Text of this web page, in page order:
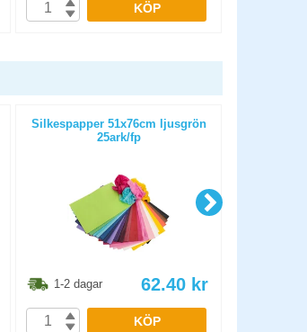
KÖP
Silkespapper 51x76cm ljusgrön
25ark/fp
1-2 dagar 62.40 kr
KÖP